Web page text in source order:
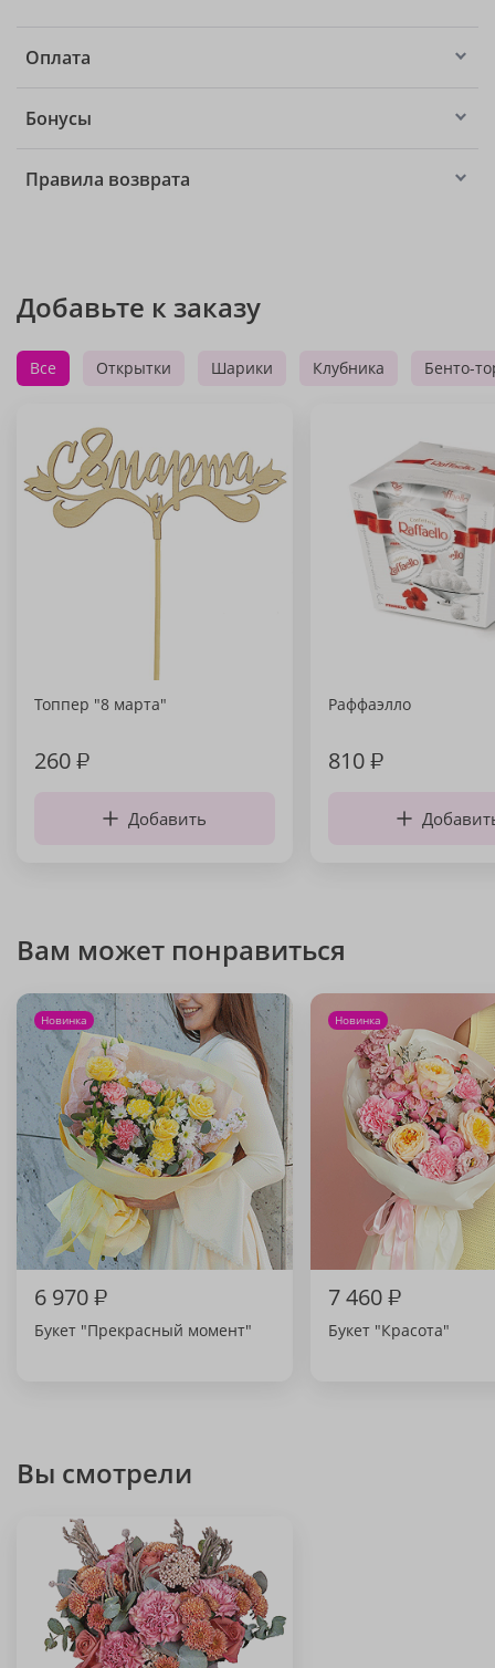
Оплата
Бонусы
Правила возврата
Добавьте к заказу
Все Открытки Шарики Клубника Бенто-
Топпер "8 марта"
260₽
Добавить
Раффаэлло
810₽
Вам может понравиться
Новинка
6 970₽
Букет "Прекрасный момент"
Новинка
7 460₽
Букет "Красота"
Вы смотрели